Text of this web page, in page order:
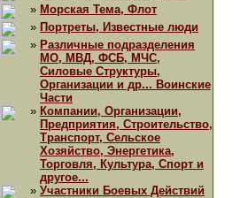
» Морская Тема, Флот
» Портреты, Известные люди
» Различные подразделения
МО, МВД, ФСБ, МЧС,
Силовые Структуры,
Организации и др... Воинские
Части
» Компании, Организации,
Предприятия, Строительство,
Транспорт, Сельское
Хозяйство, Энергетика,
Торговля, Культура, Спорт и
другое...
» Участники Боевых Действий